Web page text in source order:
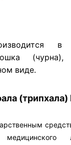
в
виде.
(трипхала)
медицинского